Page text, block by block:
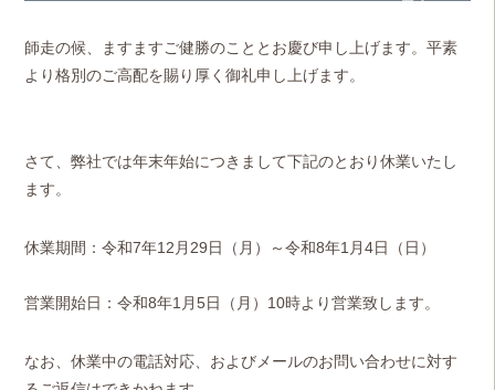
師走の候、ますますご健勝のこととお慶び申し上げます。平素
より格別のご高配を賜り厚く御礼申し上げます。
さて、弊社では年末年始につきまして下記のとおり休業いたし
ます。
休業期間：令和7年12月29日（月）～令和8年1月4日（日）
営業開始日：令和8年1月5日（月）10時より営業致します。
なお、休業中の電話対応、およびメールのお問い合わせに対す